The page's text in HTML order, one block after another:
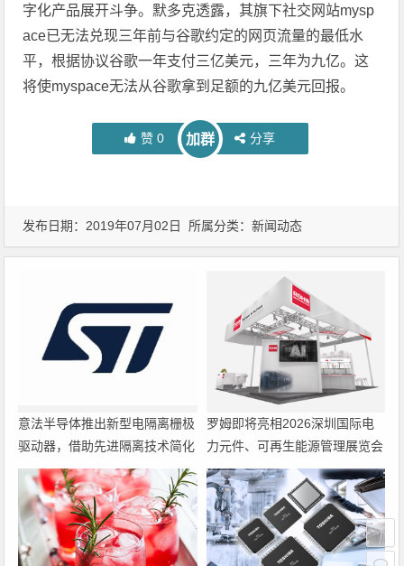
字化产品展开斗争。默多克透露，其旗下社交网站mysp
ace已无法兑现三年前与谷歌约定的网页流量的最低水
平，根据协议谷歌一年支付三亿美元，三年为九亿。这
将使myspace无法从谷歌拿到足额的九亿美元回报。
赞 0 加群 分享
发布日期：2019年07月02日 所属分类：新闻动态
意法半导体推出新型电隔离栅极
驱动器，借助先进隔离技术简化
电源设计
罗姆即将亮相2026深圳国际电
力元件、可再生能源管理展览会
暨研讨会